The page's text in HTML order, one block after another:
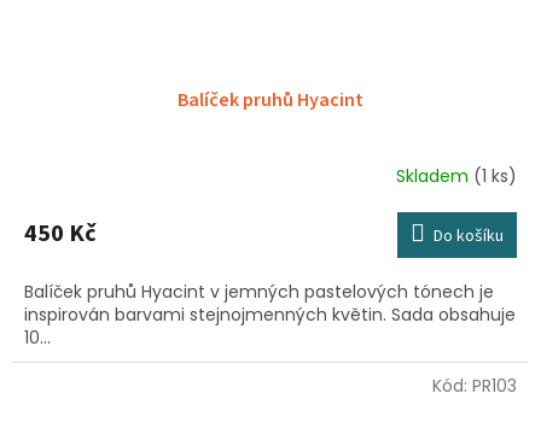
Balíček pruhů Hyacint
Skladem (1 ks)
450 Kč Do košíku
Balíček pruhů Hyacint v jemných pastelových tónech je
inspirován barvami stejnojmenných květin. Sada obsahuje
10...
Kód: PR103